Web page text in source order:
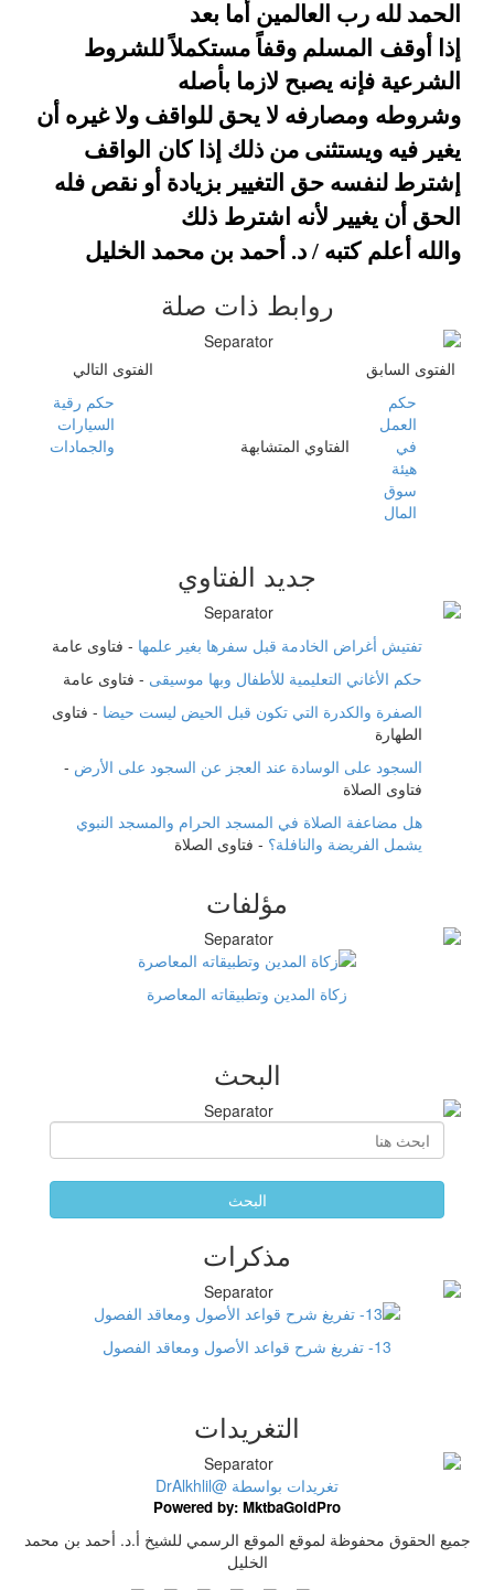
الحمد لله رب العالمين أما بعد
إذا أوقف المسلم وقفاً مستكملاً للشروط
الشرعية فإنه يصبح لازما بأصله
وشروطه ومصارفه لا يحق للواقف ولا غيره أن
يغير فيه ويستثنى من ذلك إذا كان الواقف
إشترط لنفسه حق التغيير بزيادة أو نقص فله
الحق أن يغيير لأنه اشترط ذلك
والله أعلم كتبه / د. أحمد بن محمد الخليل
روابط ذات صلة
الفتوى السابق
حكم
العمل
في
هيئة
سوق
المال
الفتاوي المتشابهة
الفتوى التالي
حكم رقية
السيارات
والجمادات
جديد الفتاوي
تفتيش أغراض الخادمة قبل سفرها بغير علمها - فتاوى عامة
حكم الأغاني التعليمية للأطفال وبها موسيقى - فتاوى عامة
الصفرة والكدرة التي تكون قبل الحيض ليست حيضا - فتاوى
الطهارة
السجود على الوسادة عند العجز عن السجود على الأرض -
فتاوى الصلاة
هل مضاعفة الصلاة في المسجد الحرام والمسجد النبوي
يشمل الفريضة والنافلة؟ - فتاوى الصلاة
مؤلفات
زكاة المدين وتطبيقاته المعاصرة
البحث
البحث
مذكرات
13- تفريغ شرح قواعد الأصول ومعاقد الفصول
التغريدات
تغريدات بواسطة @DrAlkhlil
Powered by: MktbaGoldPro
جميع الحقوق محفوظة لموقع الموقع الرسمي للشيخ أ.د. أحمد بن محمد
الخليل